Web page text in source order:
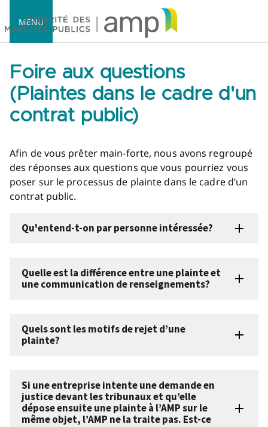
Accueil
MENU
Foire aux questions
(Plaintes dans le cadre d'un
contrat public)
Afin de vous prêter main-forte, nous avons regroupé
des réponses aux questions que vous pourriez vous
poser sur le processus de plainte dans le cadre d’un
contrat public.
Qu'entend-t-on par personne intéressée?
Quelle est la différence entre une plainte et
une communication de renseignements?
Quels sont les motifs de rejet d’une
plainte?
Si une entreprise intente une demande en
justice devant les tribunaux et qu’elle
dépose ensuite une plainte à l’AMP sur le
même objet, l’AMP ne la traite pas. Est-ce